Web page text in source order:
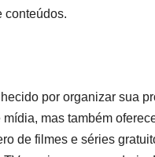
conteúdos.
por organizar sua
mídia, mas também
de filmes e séries